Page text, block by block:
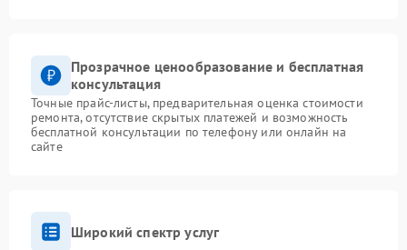
Прозрачное ценообразование и бесплатная
консультация
Точные прайс-листы, предварительная оценка стоимости
ремонта, отсутствие скрытых платежей и возможность
бесплатной консультации по телефону или онлайн на
сайте
Широкий спектр услуг